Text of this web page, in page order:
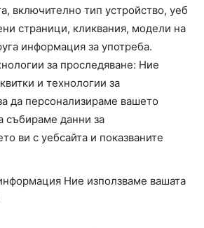
включително тип устройство, уеб
страници, кликвания, модели на
информация за употреба.
за проследяване: Ние
и технологии за
да персонализираме вашето
събираме данни за
ви с уебсайта и показваните
Ние използваме вашата